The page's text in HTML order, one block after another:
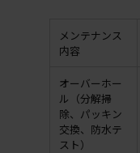
メンテナンス
内容
オーバーホー
ル（分解掃
除、パッキン
交換、防水テ
スト）